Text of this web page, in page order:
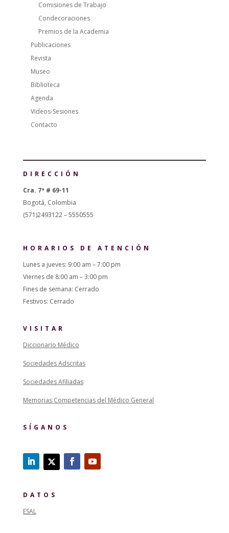
Comisiones de Trabajo
Condecoraciones
Premios de la Academia
Publicaciones
Revista
Museo
Biblioteca
Agenda
Videos-Sesiones
Contacto
DIRECCIÓN
Cra. 7ª # 69-11
Bogotá, Colombia
(571)2493122 – 5550555
HORARIOS DE ATENCIÓN
Lunes a jueves: 9:00 am – 7:00 pm
Viernes de 8:00 am – 3:00 pm
Fines de semana: Cerrado
Festivos: Cerrado
VISITAR
Diccionario Médico
Sociedades Adscritas
Sociedades Afiliadas
Memorias Competencias del Médico General
SÍGANOS
DATOS
ESAL